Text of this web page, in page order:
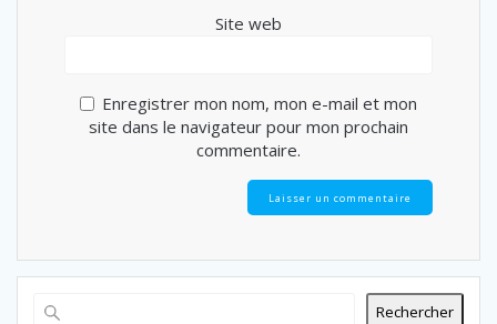
Site web
Enregistrer mon nom, mon e-mail et mon
site dans le navigateur pour mon prochain
commentaire.
Rechercher